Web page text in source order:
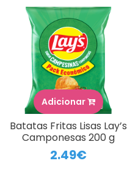
Adicionar
Batatas Fritas Lisas Lay’s
Camponesas 200 g
2.49€